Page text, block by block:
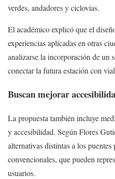
verdes, andadores y ciclovías.
El académico explicó que el
experiencias aplicadas en otras
analizarse la incorporación de un
conectar la futura estación con
Buscan mejorar
La propuesta también incluye
y accesibilidad. Según Flores
alternativas distintas a los puentes
convencionales, que pueden
usuarios.